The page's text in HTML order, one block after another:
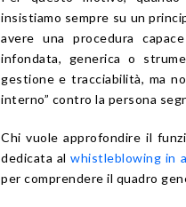
insistiamo sempre su un
avere una procedura
infondata, generica o
gestione e tracciabilità, ma
interno” contro la persona
Chi vuole approfondire il
dedicata alwhistleblowing in
per comprendere il quadro